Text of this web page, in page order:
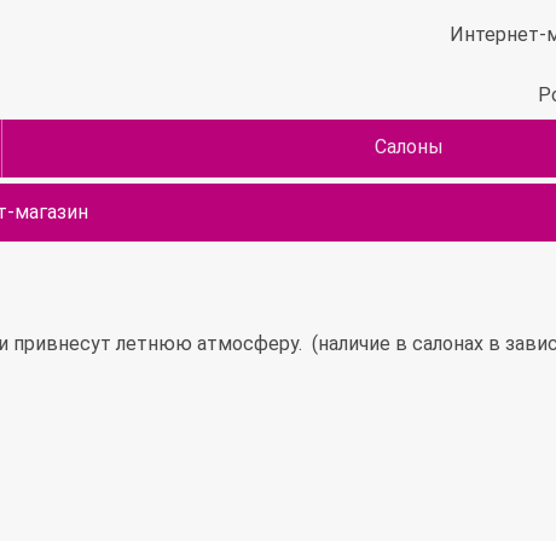
Интернет-
Салоны
магазин
летнюю атмосферу. (наличие в салонах в